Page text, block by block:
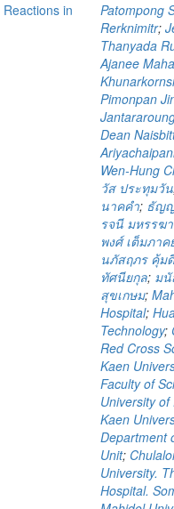
in
Patompong
Rerknimitr;
Thanyada
Ajanee
Pimonpan
Dean
Wen-Hung
วัส ประทุมวัน
นาคคำ; ธัญญ
รจนี มหรรฆ
พงศ์ เต็มภาค
นภัสฤภร คุ้มดี
ทัศนียกุล; ม
สุขเกษม;
Hospital;
Technology;
Red Cross
Kaen
Faculty of
University
Kaen
Department
Unit;
University.
Hospital.